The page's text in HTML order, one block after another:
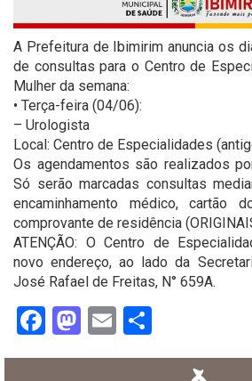
A Prefeitura de Ibimirim anuncia os
de consultas para o Centro de
Mulher da semana:
• Terça-feira (04/06):
– Urologista
Local: Centro de Especialidades
Os agendamentos são realizados
Só serão marcadas consultas
encaminhamento médico, cartão
comprovante de residência
ATENÇÃO: O Centro de
novo endereço, ao lado da
José Rafael de Freitas, N° 659A.
Facebook
Mastodon
Email